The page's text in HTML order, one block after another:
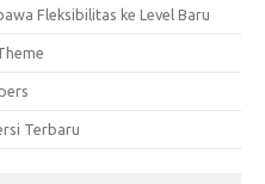
Fleksibilitas ke Level Baru
Terbaru